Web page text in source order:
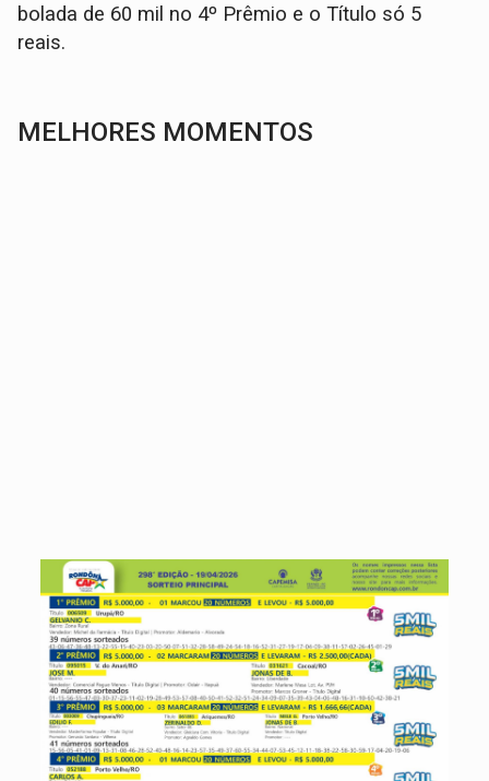
bolada de 60 mil no 4º Prêmio e o Título só 5
reais.
MELHORES MOMENTOS